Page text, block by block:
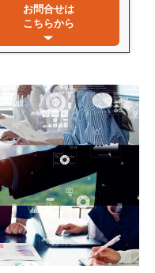
お問合せは
こちらから